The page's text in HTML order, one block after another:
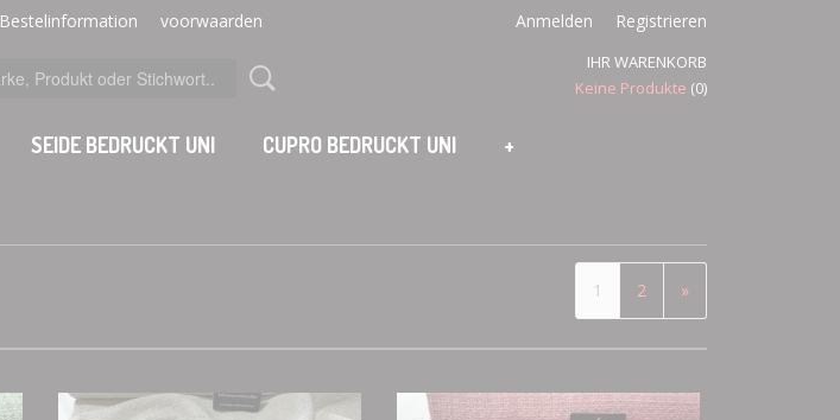
Bestelinformation voorwaarden Anmelden Registrieren
IHR WARENKORB
Keine Produkte (0)
SEIDE BEDRUCKT UNI CUPRO BEDRUCKT UNI +
1 2 »